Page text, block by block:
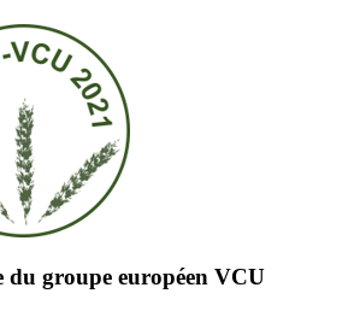
du groupe européen VCU